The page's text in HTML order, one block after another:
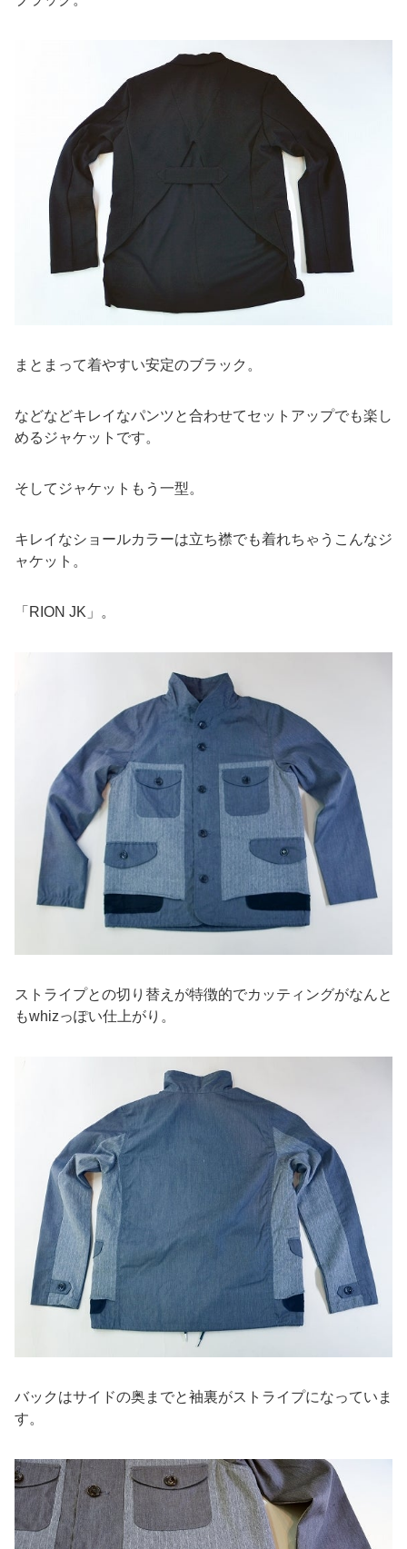
まとまって着やすい安定のブラック。
などなどキレイなパンツと合わせてセットアップでも楽し
めるジャケットです。
そしてジャケットもう一型。
キレイなショールカラーは立ち襟でも着れちゃうこんなジ
ャケット。
「RION JK」。
ストライプとの切り替えが特徴的でカッティングがなんと
もwhizっぽい仕上がり。
バックはサイドの奥までと袖裏がストライプになっていま
す。